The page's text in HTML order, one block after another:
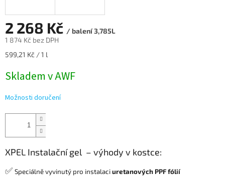
2 268 Kč / balení 3,785L
1 874 Kč bez DPH
Měrná
599,21 Kč / 1 l
Skladem v AWF
Možnosti doručení
XPEL Instalační gel – výhody v kostce:
✅ Speciálně vyvinutý pro instalaciuretanových PPF fólií